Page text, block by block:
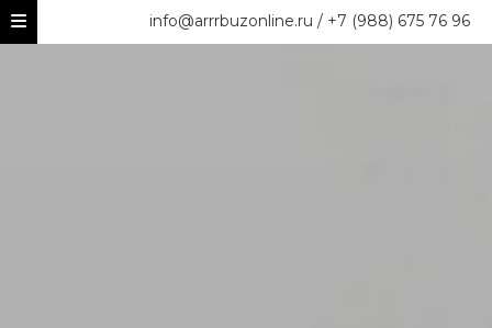
info@arrrbuzonline.ru / +7 (988) 675 76 96